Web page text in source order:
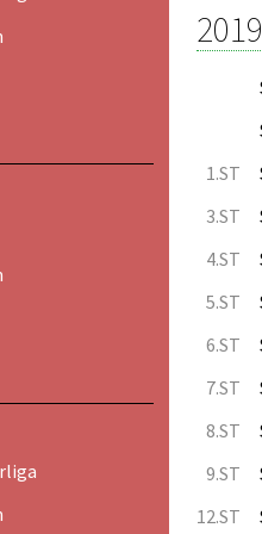
1.ST
3.ST
4.ST
5.ST
6.ST
7.ST
8.ST
9.ST
12.ST